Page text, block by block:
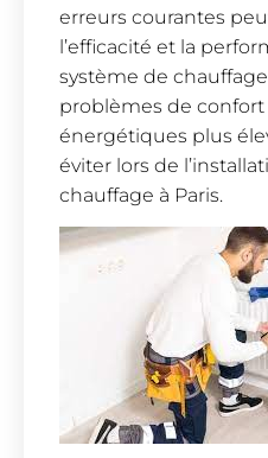
erreurs courantes
l’efficacité et la
système de
problèmes de confort
énergétiques plus
éviter lors de
chauffage à Paris.